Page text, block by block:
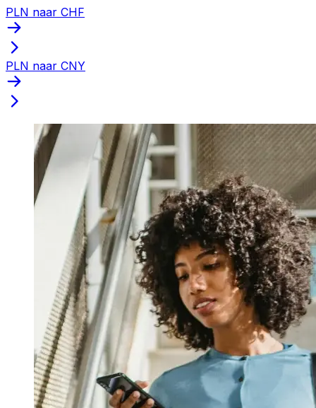
PLN naar CHF
PLN naar CNY